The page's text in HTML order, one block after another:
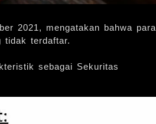
2021, mengatakan bahwa para
tidak terdaftar.
sebagai Sekuritas